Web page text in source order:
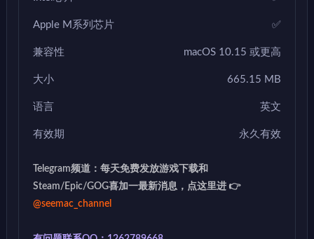
Apple M系列芯片 ✅
兼容性 macOS 10.15 或更高
大小 665.15 MB
语言 英文
有效期 永久有效
Telegram频道：每天免费发放游戏下载和
Steam/Epic/GOG喜加一最新消息，点这里进 👉
@seemac_channel